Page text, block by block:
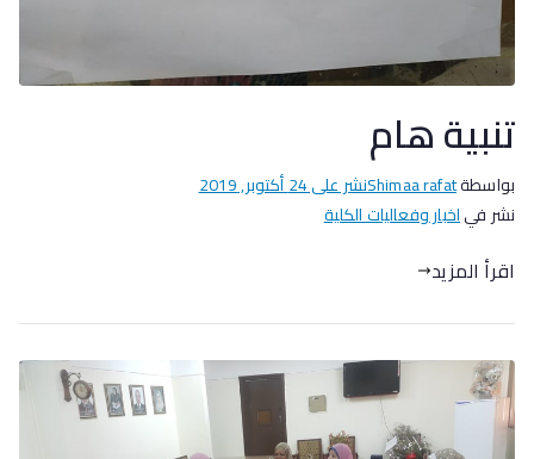
تنبية هام
بواسطةShimaa rafatنشر على24 أكتوبر, 2019
نشر فياخبار وفعاليات الكلية
اقرأ المزيد